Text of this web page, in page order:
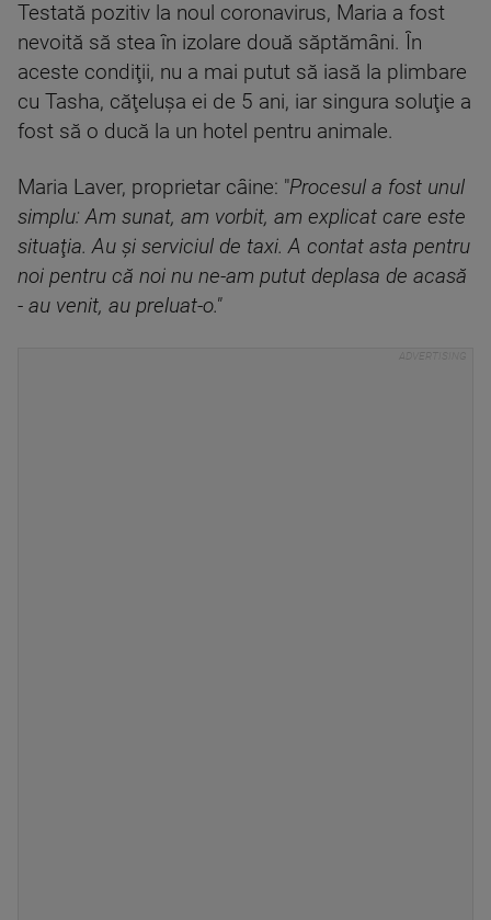
Testată pozitiv la noul coronavirus, Maria a fost
nevoită să stea în izolare două săptămâni. În
aceste condiţii, nu a mai putut să iasă la plimbare
cu Tasha, căţeluşa ei de 5 ani, iar singura soluţie a
fost să o ducă la un hotel pentru animale.
Maria Laver, proprietar câine: "Procesul a fost unul
simplu: Am sunat, am vorbit, am explicat care este
situaţia. Au şi serviciul de taxi. A contat asta pentru
noi pentru că noi nu ne-am putut deplasa de acasă
- au venit, au preluat-o."